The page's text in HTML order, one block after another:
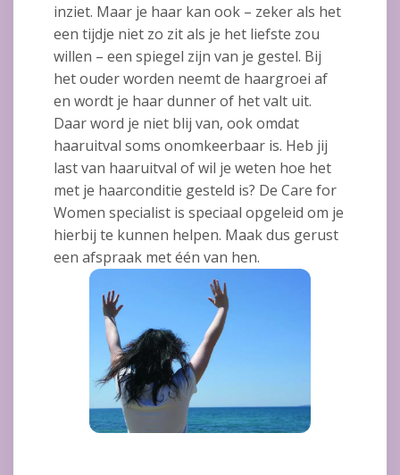
inziet. Maar je haar kan ook – zeker als het
een tijdje niet zo zit als je het liefste zou
willen – een spiegel zijn van je gestel. Bij
het ouder worden neemt de haargroei af
en wordt je haar dunner of het valt uit.
Daar word je niet blij van, ook omdat
haaruitval soms onomkeerbaar is. Heb jij
last van haaruitval of wil je weten hoe het
met je haarconditie gesteld is? De Care for
Women specialist is speciaal opgeleid om je
hierbij te kunnen helpen. Maak dus gerust
een afspraak met één van hen.